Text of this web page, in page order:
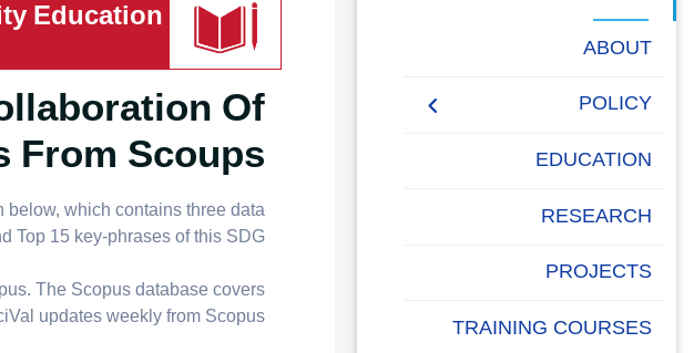
البحث العلمي
التدريب والخدمة المجتمعية
الإستشارات
ABOUT
POLICY
EQUALITY, DIVERSITY,
POLICY
EDUCATION
RESEARCH
PROJECTS
TRAINING COURSES
Of
From Scoups
which contains three data
Top 15 key-phrases of this SDG.
The Scopus database covers
updates weekly from Scopus.